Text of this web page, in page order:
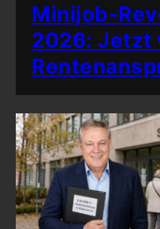
Minijob-
2026: Jetzt